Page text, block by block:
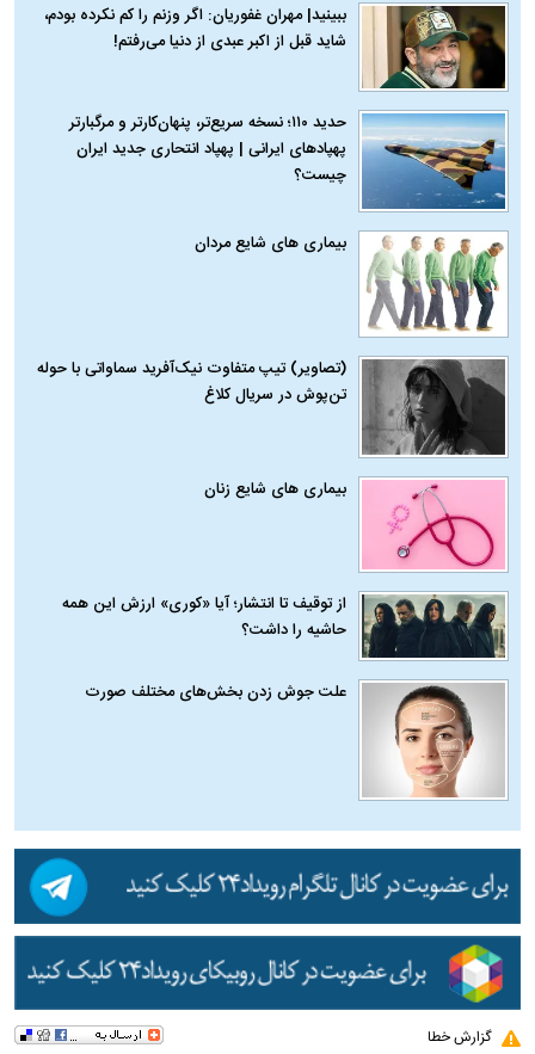
ببینید| مهران غفوریان: اگر وزنم را کم نکرده بودم،
شاید قبل از اکبر عبدی از دنیا می‌رفتم!
حدید ۱۱۰؛ نسخه سریع‌تر، پنهان‌کارتر و مرگبارتر
پهپادهای ایرانی | پهپاد انتحاری جدید ایران
چیست؟
بیماری‌ های شایع مردان
(تصاویر) تیپ متفاوت نیک‌آفرید سماواتی با حوله
تن‌پوش در سریال کلاغ
بیماری‌ های شایع زنان
از توقیف تا انتشار؛ آیا «کوری» ارزش این همه
حاشیه را داشت؟
علت جوش زدن بخش‌های مختلف صورت
گزارش خطا